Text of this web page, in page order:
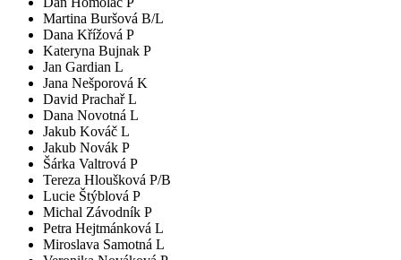
Martina Buršová B/L
Dana Křížová P
Kateryna Bujnak P
Jan Gardian L
Jana Nešporová K
David Prachař L
Dana Novotná L
Jakub Kováč L
Jakub Novák P
Šárka Valtrová P
Tereza Hloušková P/B
Lucie Štýblová P
Michal Závodník P
Petra Hejtmánková L
Miroslava Samotná L